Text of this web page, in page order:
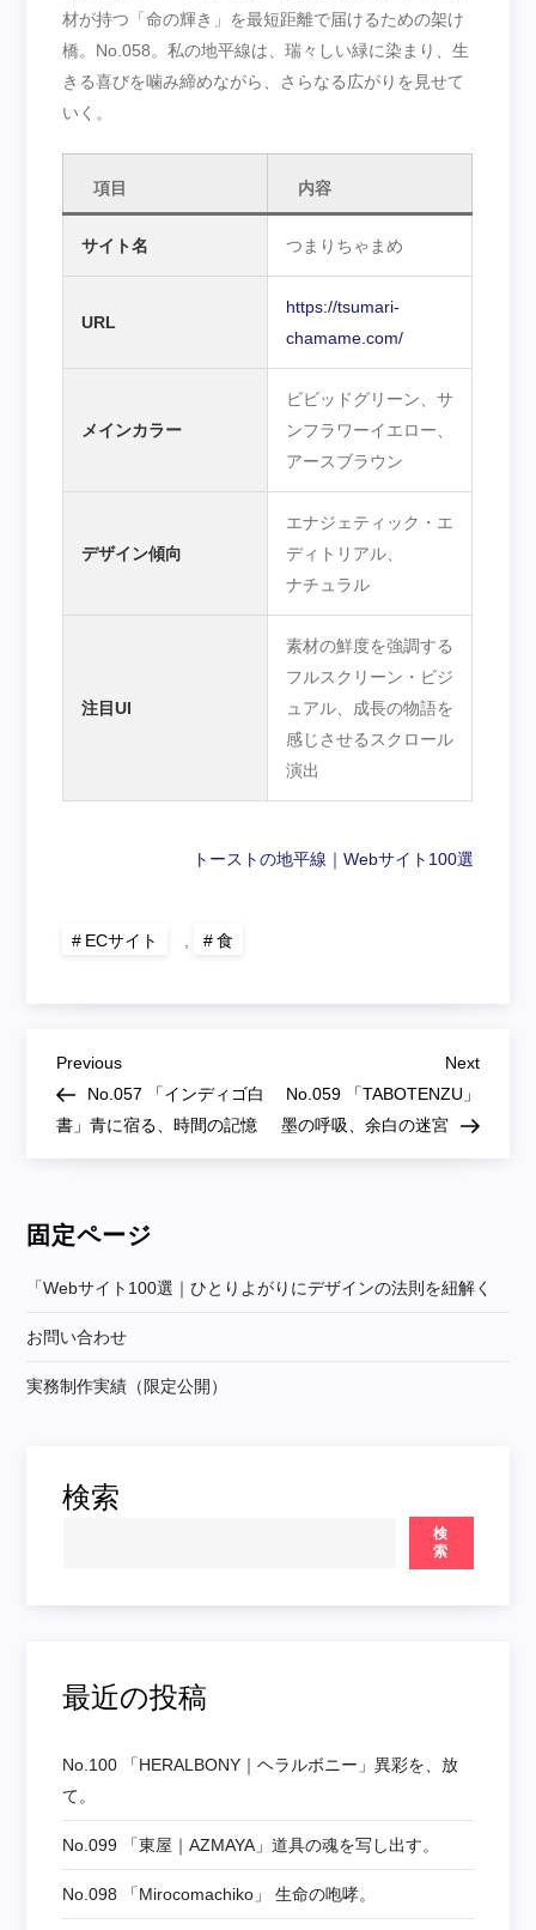
材が持つ「命の輝き」を最短距離で届けるための架け
橋。No.058。私の地平線は、瑞々しい緑に染まり、生
きる喜びを噛み締めながら、さらなる広がりを見せて
いく。
項目 内容
サイト名 つまりちゃまめ
URL
https://tsumari-
chamame.com/
メインカラー
ビビッドグリーン、サ
ンフラワーイエロー、
アースブラウン
デザイン傾向
エナジェティック・エ
ディトリアル、
ナチュラル
注目UI
素材の鮮度を強調する
フルスクリーン・ビジ
ュアル、成長の物語を
感じさせるスクロール
演出
トーストの地平線｜Webサイト100選
ECサイト 食
投
稿
ビ
ゲ
ー
ン
Previous
Post
Previous
No.057 「インディゴ白
書」青に宿る、時間の記憶
Next
Next
No.059 「TABOTENZU」
墨の呼吸、余白の迷宮
固定ページ
「webサイト100選｜ひとりよがりにデザインの法則を紐解く
お問い合わせ
実務制作実績（限定公開）
検索
検
索
最近の投稿
No.100 「HERALBONY｜ヘラルボニー」異彩を、放
て。
No.099 「東屋｜AZMAYA」道具の魂を写し出す。
No.098 「mirocomachiko」 生命の咆哮。